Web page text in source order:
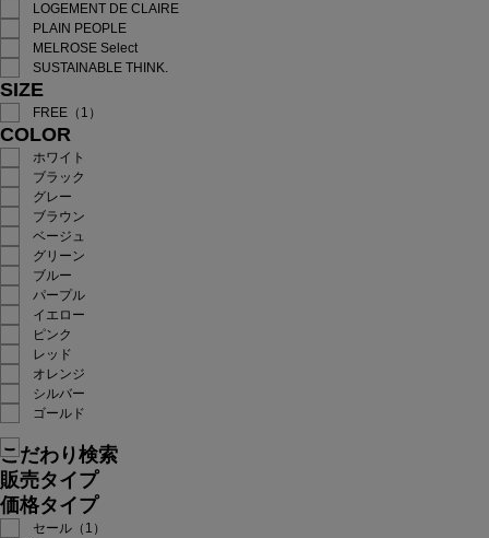
LOGEMENT DE CLAIRE
PLAIN PEOPLE
MELROSE Select
SUSTAINABLE THINK.
SIZE
FREE（1）
COLOR
ホワイト
ブラック
グレー
ブラウン
ベージュ
グリーン
ブルー
パープル
イエロー
ピンク
レッド
オレンジ
シルバー
ゴールド
こだわり検索
販売タイプ
価格タイプ
セール（1）